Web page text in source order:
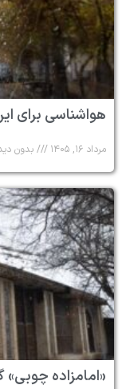
هواشناسی برای
مرداد ۱۶, ۱۴۰۵ بدون
«امامزاده چوبی»